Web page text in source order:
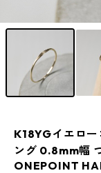
K18YGイエロ
ング 0.8mm幅
ONEPOINT